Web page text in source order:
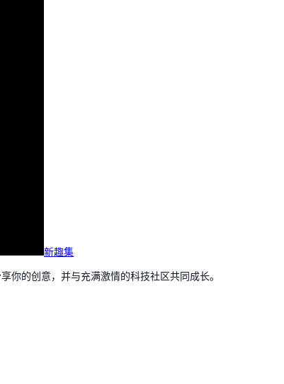
新趣集
你的创意，并与充满激情的科技社区共同成长。